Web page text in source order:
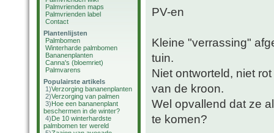
Palmvrienden maps
Palmvrienden label
Contact
Plantenlijsten
Palmbomen
Winterharde palmbomen
Bananenplanten
Canna's (bloemriet)
Palmvarens
Populairste artikels
1)Verzorging bananenplanten
2)Verzorging van palmen
3)Hoe een bananenplant
beschermen in de winter?
4)De 10 winterhardste
palmbomen ter wereld
PV-en
Kleine "verrassing"
tuin.
Niet ontworteld, niet
van de kroon.
Wel opvallend dat ze
te komen?